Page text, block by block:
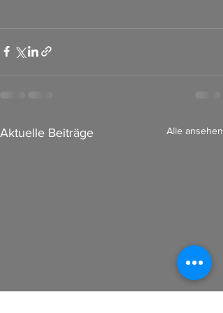
Aktuelle Beiträge Alle ansehen